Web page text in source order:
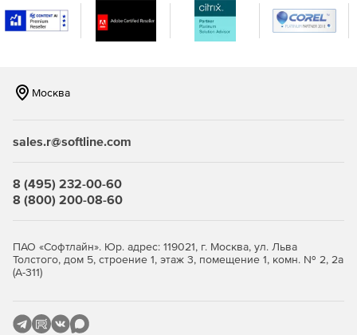
Часть 6. Двигатели
Часть 8. Железнодорожная техника
базы данных по крупноузловым каталогам по иномаркам)
236 марок.
6291 модификаций
Москва
sales.r@softline.com
8 (495) 232-00-60
8 (800) 200-08-60
ПАО «Софтлайн». Юр. адрес: 119021, г. Москва, ул. Льва
Толстого, дом 5, строение 1, этаж 3, помещение 1, комн. № 2, 2а
(А-311)